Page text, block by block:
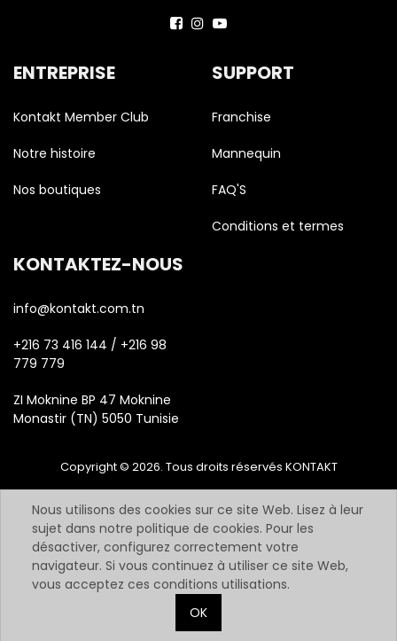
ENTREPRISE
Kontakt Member Club
Notre histoire
Nos boutiques
SUPPORT
Franchise
Mannequin
FAQ'S
Conditions et termes
KONTAKTEZ-NOUS
info@kontakt.com.tn
+216 73 416 144 / +216 98
779 779
ZI Moknine BP 47 Moknine
Monastir (TN) 5050 Tunisie
Copyright © 2026. Tous droits réservés KONTAKT
Nous utilisons des cookies sur ce site Web. Lisez à leur
sujet dans notre politique de cookies. Pour les
désactiver, configurez correctement votre
navigateur. Si vous continuez à utiliser ce site Web,
vous acceptez ces conditions utilisations.
OK